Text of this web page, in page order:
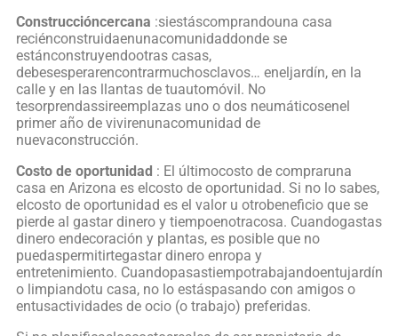
Construccióncercana :siestáscomprandouna casa
reciénconstruidaenunacomunidaddonde se
estánconstruyendootras casas,
debesesperarencontrarmuchosclavos… eneljardín, en la
calle y en las llantas de tuautomóvil. No
tesorprendassireemplazas uno o dos neumáticosenel
primer año de vivirenunacomunidad de
nuevaconstrucción.
Costo de oportunidad : El últimocosto de compraruna
casa en Arizona es elcosto de oportunidad. Si no lo sabes,
elcosto de oportunidad es el valor u otrobeneficio que se
pierde al gastar dinero y tiempoenotracosa. Cuandogastas
dinero endecoración y plantas, es posible que no
puedaspermitirtegastar dinero enropa y
entretenimiento. Cuandopasastiempotrabajandoentujardín
o limpiandotu casa, no lo estáspasando con amigos o
entusactividades de ocio (o trabajo) preferidas.